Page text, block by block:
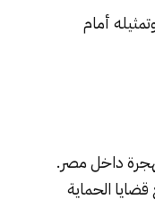
أمام
داخل مصر.
الحماية